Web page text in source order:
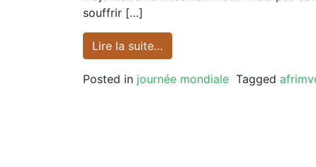
souffrir […]
Lire la suite…
Posted in journée mondiale Tagged